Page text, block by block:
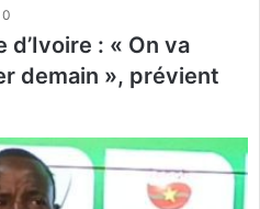
0
d’Ivoire : « On va
demain », prévient